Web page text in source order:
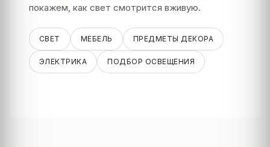
покажем, как свет смотрится вживую.
СВЕТ МЕБЕЛЬ ПРЕДМЕТЫ ДЕКОРА
ЭЛЕКТРИКА ПОДБОР ОСВЕЩЕНИЯ